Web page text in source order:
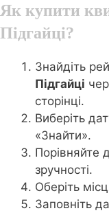
Як купити
Підгайці?
Знайдіть
Підгайці
сторінці.
Виберіть
«Знайти».
Порівняйте
зручності.
Оберіть
Заповніть